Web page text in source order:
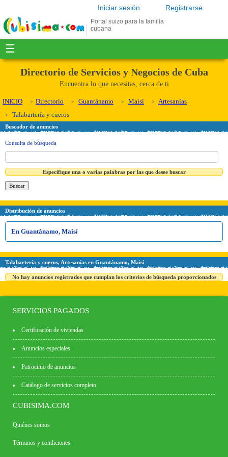
Registrarse
Iniciar sesión
Portal suizo para la familia
cubana
☰
Directorio de Servicios y Negocios de Cuba
Encuentra lo que necesitas, cerca de ti
INICIO Directorio Guantánamo Maisí
Artesanías
Talabartería y cueros
Buscador de anuncios
Consulta de búsqueda
Especifique una o varias palabras por las que desee buscar
Distribución de anuncios
En Guantánamo, Maisí
Talabartería y cueros, Artesanías en Guantánamo, Maisí
No hay anuncios registrados que cumplan los criterios de búsqueda proporcionados
SERVICIOS PAGADOS
Certificación de viviendas
Anuncios especiales
Patrocinio de anuncios
Catálogo de servicios completo
CUBISIMA.COM
Quiénes somos
Términos y condiciones